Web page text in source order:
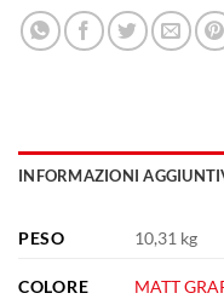
INFORMAZIONI
PESO 10,31 kg
COLORE MATT